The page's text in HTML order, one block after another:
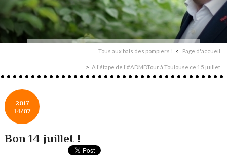
Tous aux bals des pompiers ! Page d'accueil
A l'étape de l'#ADMDTour à Toulouse ce 15 juillet
2017
14/07
Bon 14 juillet !